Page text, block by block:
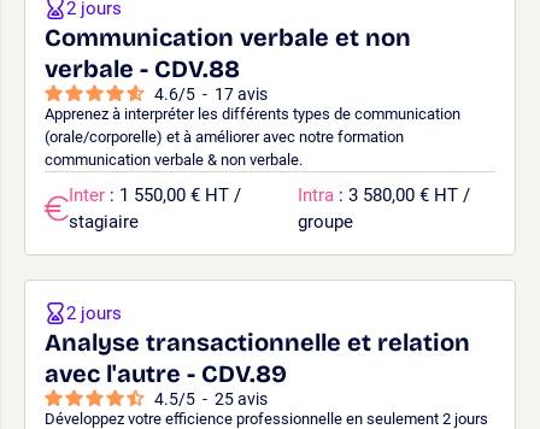
Communication verbale et non
verbale - CDV.88
4.6/5 - 17avis
Apprenez à interpréter les différents types de communication
(orale/corporelle) et à améliorer avec notre formation
communication verbale & non verbale.
2 jours
Inter : 1 550,00 € HT /
stagiaire
Intra : 3 580,00 € HT /
groupe
Analyse transactionnelle et relation
avec l'autre - CDV.89
4.5/5 - 25avis
Développez votre efficience professionnelle en seulement 2 jours
2 jours